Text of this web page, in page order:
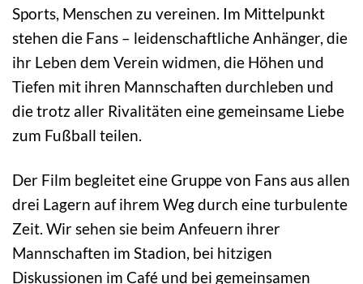
Sports, Menschen zu vereinen. Im Mittelpunkt
stehen die Fans – leidenschaftliche Anhänger, die
ihr Leben dem Verein widmen, die Höhen und
Tiefen mit ihren Mannschaften durchleben und
die trotz aller Rivalitäten eine gemeinsame Liebe
zum Fußball teilen.
Der Film begleitet eine Gruppe von Fans aus allen
drei Lagern auf ihrem Weg durch eine turbulente
Zeit. Wir sehen sie beim Anfeuern ihrer
Mannschaften im Stadion, bei hitzigen
Diskussionen im Café und bei gemeinsamen